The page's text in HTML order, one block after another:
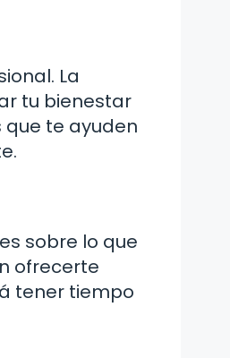
La
tu bienestar
te ayuden
sobre lo que
ofrecerte
tener tiempo